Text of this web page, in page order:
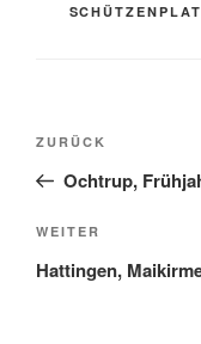
Vorheriger
Beitrag
ZURÜCK
Ochtrup,
Nächster
Beitrag
WEITER
Hattingen,